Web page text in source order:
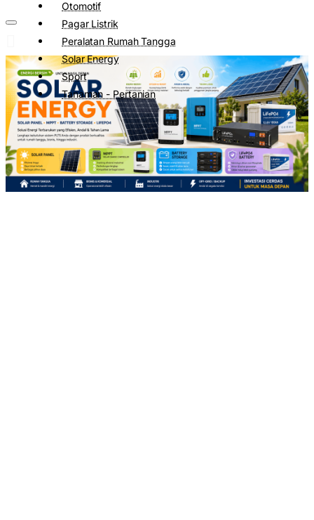
Otomotif
Pagar Listrik
Peralatan Rumah Tangga
Solar Energy
Sport
Tanaman - Pertanian